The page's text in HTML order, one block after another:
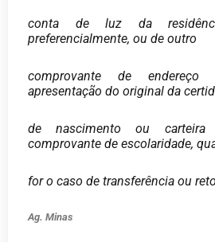
conta de luz da
preferencialmente, ou de outro
comprovante de
apresentação do original da
de nascimento ou
comprovante de escolaridade,
for o caso de transferência ou
Ag. Minas